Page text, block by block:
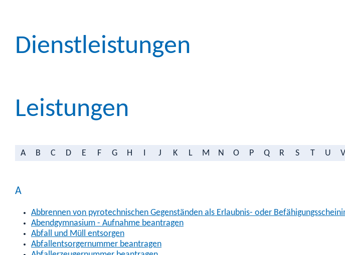
Dienstleistungen
Leistungen
A B C D E F G H J K L M N O P Q R S T U V
A
Abbrennen von pyrotechnischen Gegenständen als Erlaubnis- oder
Abendgymnasium - Aufnahme beantragen
Abfall und Müll entsorgen
Abfallentsorgernummer beantragen